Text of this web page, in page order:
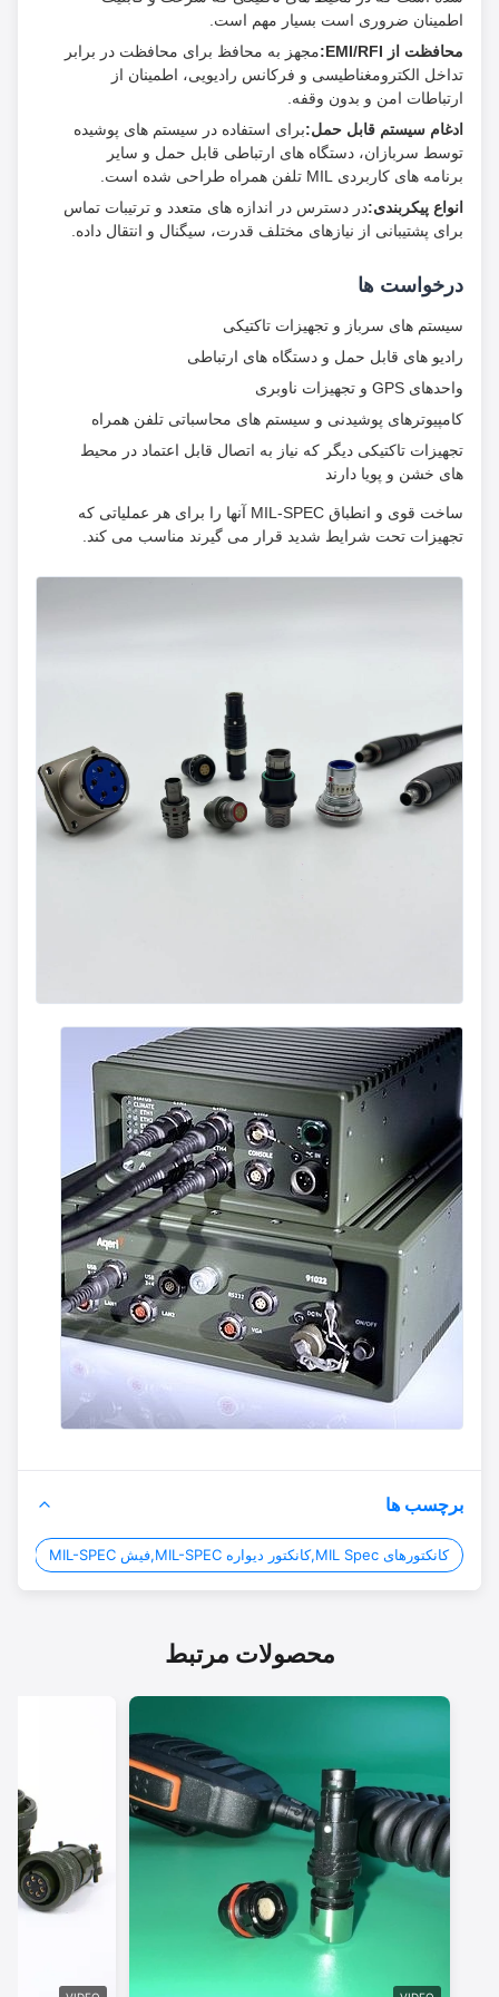
اطمینان ضروری است بسیار مهم است.
محافظت از EMI/RFI:
مجهز به محافظ برای محافظت در برابر
تداخل الکترومغناطیسی و فرکانس رادیویی، اطمینان از
ارتباطات امن و بدون وقفه.
ادغام سیستم قابل حمل:برای استفاده در سیستم های پوشیده
توسط سربازان، دستگاه های ارتباطی قابل حمل و سایر
برنامه های کاربردی MIL تلفن همراه طراحی شده است.
انواع پیکربندی: در دسترس در اندازه های متعدد و ترتیبات تماس
برای پشتیبانی از نیازهای مختلف قدرت، سیگنال و انتقال داده.
درخواست ها
سیستم های سرباز و تجهیزات تاکتیکی
رادیو های قابل حمل و دستگاه های ارتباطی
واحدهای GPS و تجهیزات ناوبری
کامپیوترهای پوشیدنی و سیستم های محاسباتی تلفن همراه
تجهیزات تاکتیکی دیگر که نیاز به اتصال قابل اعتماد در محیط
های خشن و پویا دارند
ساخت قوی و انطباق MIL-SPEC آنها را برای هر عملیاتی که
تجهیزات تحت شرایط شدید قرار می گیرند مناسب می کند.
برچسب ها
کانکتورهای MIL Spec,کانکتور دیواره MIL-SPEC,فیش MIL-SPEC
محصولات مرتبط